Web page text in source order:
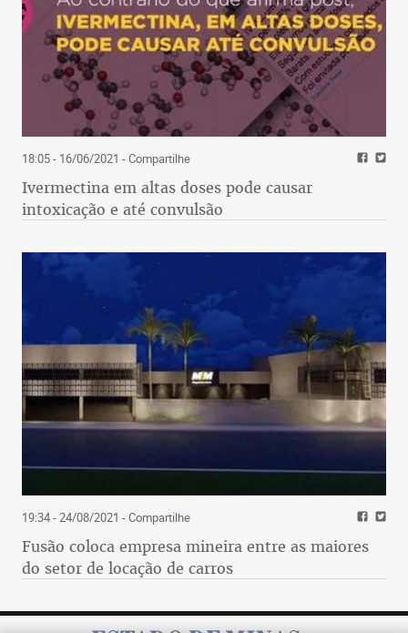
18:05 - 16/06/2021 - Compartilhe
Ivermectina em altas doses pode causar
intoxicação e até convulsão
19:34 - 24/08/2021 - Compartilhe
Fusão coloca empresa mineira entre as maiores
do setor de locação de carros